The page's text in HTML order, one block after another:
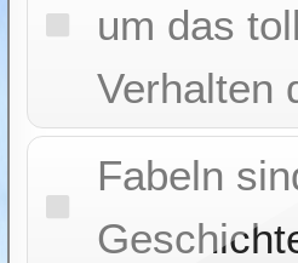
um das
Verhalten
Fabeln